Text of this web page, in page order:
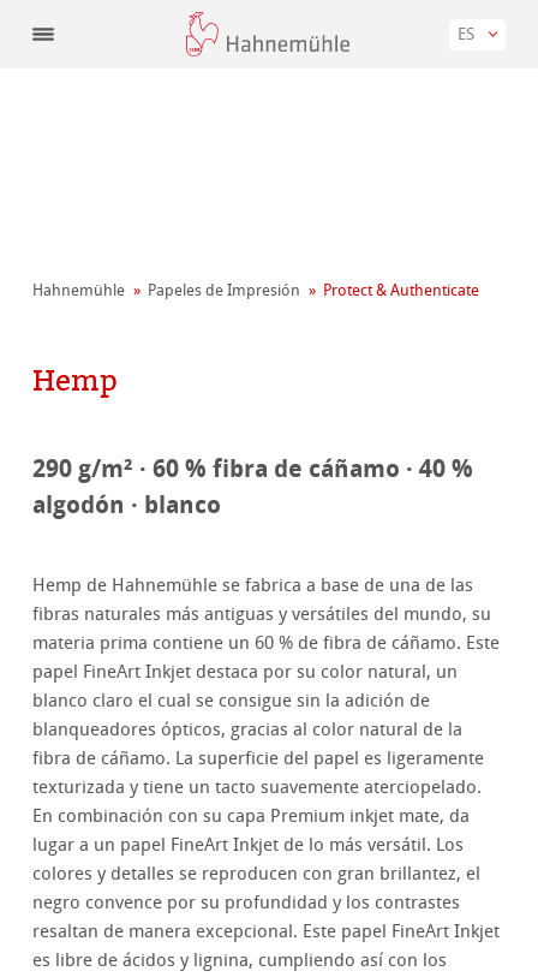
ES
Hahnemühle Papeles de Impresión Protect & Authenticate
Hemp
290 g/m² · 60 % fibra de cáñamo · 40 %
algodón · blanco
Hemp de Hahnemühle se fabrica a base de una de las
fibras naturales más antiguas y versátiles del mundo, su
materia prima contiene un 60 % de fibra de cáñamo. Este
papel FineArt Inkjet destaca por su color natural, un
blanco claro el cual se consigue sin la adición de
blanqueadores ópticos, gracias al color natural de la
fibra de cáñamo. La superficie del papel es ligeramente
texturizada y tiene un tacto suavemente aterciopelado.
En combinación con su capa Premium inkjet mate, da
lugar a un papel FineArt Inkjet de lo más versátil. Los
colores y detalles se reproducen con gran brillantez, el
negro convence por su profundidad y los contrastes
resaltan de manera excepcional. Este papel FineArt Inkjet
es libre de ácidos y lignina, cumpliendo así con los